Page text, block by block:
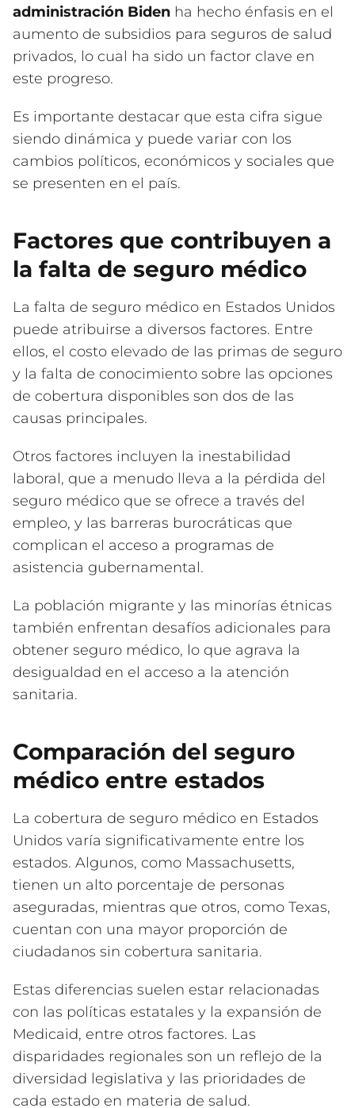
administración Biden ha hecho énfasis en el
aumento de subsidios para seguros de salud
privados, lo cual ha sido un factor clave en
este progreso.
Es importante destacar que esta cifra sigue
siendo dinámica y puede variar con los
cambios políticos, económicos y sociales que
se presenten en el país.
Factores que contribuyen a
la falta de seguro médico
La falta de seguro médico en Estados Unidos
puede atribuirse a diversos factores. Entre
ellos, el costo elevado de las primas de seguro
y la falta de conocimiento sobre las opciones
de cobertura disponibles son dos de las
causas principales.
Otros factores incluyen la inestabilidad
laboral, que a menudo lleva a la pérdida del
seguro médico que se ofrece a través del
empleo, y las barreras burocráticas que
complican el acceso a programas de
asistencia gubernamental.
La población migrante y las minorías étnicas
también enfrentan desafíos adicionales para
obtener seguro médico, lo que agrava la
desigualdad en el acceso a la atención
sanitaria.
Comparación del seguro
médico entre estados
La cobertura de seguro médico en Estados
Unidos varía significativamente entre los
estados. Algunos, como Massachusetts,
tienen un alto porcentaje de personas
aseguradas, mientras que otros, como Texas,
cuentan con una mayor proporción de
ciudadanos sin cobertura sanitaria.
Estas diferencias suelen estar relacionadas
con las políticas estatales y la expansión de
Medicaid, entre otros factores. Las
disparidades regionales son un reflejo de la
diversidad legislativa y las prioridades de
cada estado en materia de salud.